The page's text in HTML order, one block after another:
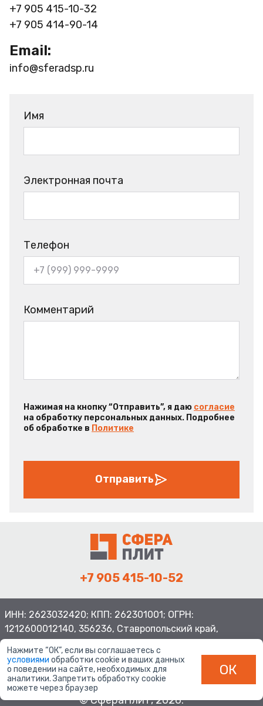
+7 905 415-10-32
+7 905 414-90-14
Email:
info@sferadsp.ru
Имя
Электронная почта
Телефон
Комментарий
Нажимая на кнопку “Отправить”, я даю согласие
на обработку персональных данных. Подробнее
об обработке в Политике
Отправить
+7 905 415-10-52
ИНН: 2623032420; КПП: 262301001; ОГРН:
1212600012140, 356236, Ставропольский край,
© СфераПлит, 2026.
Нажмите “ОК”, если вы соглашаетесь с
условиями обработки cookie и ваших данных
о поведении на сайте, необходимых для
аналитики. Запретить обработку cookie
можете через браузер
ОК